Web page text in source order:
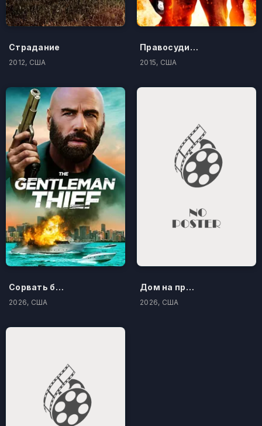
Страдание
2012, США
Правосудие по-американски
2015, США
Сорвать банк 3: Вор-джентльмен
2026, США
Дом на проклятом холме
2026, США